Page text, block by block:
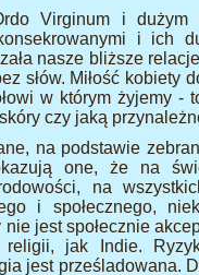
Virginum i dużym
i ich
nasze bliższe
słów. Miłość kobiety
w którym żyjemy -
czy jaką
na podstawie
one, że na
na
i społecznego,
jest społecznie
jak Indie.
jest prześladowana.